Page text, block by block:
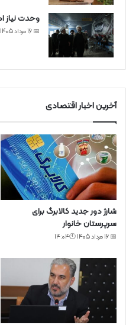
وحدت نیاز
📅 16 مرداد 1405 🕙14:19
آخرین اخبار اقتصادی
شارژ دور جدید کالابرگ برای
سرپرستان خانوار
📅 16 مرداد 1405 🕙14:04